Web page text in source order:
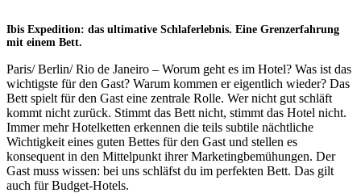
Ibis Expedition: das ultimative Schlaferlebnis. Eine Grenzerfahrung
mit einem Bett.
Paris/ Berlin/ Rio de Janeiro – Worum geht es im Hotel? Was ist das
wichtigste für den Gast? Warum kommen er eigentlich wieder? Das
Bett spielt für den Gast eine zentrale Rolle. Wer nicht gut schläft
kommt nicht zurück. Stimmt das Bett nicht, stimmt das Hotel nicht.
Immer mehr Hotelketten erkennen die teils subtile nächtliche
Wichtigkeit eines guten Bettes für den Gast und stellen es
konsequent in den Mittelpunkt ihrer Marketingbemühungen. Der
Gast muss wissen: bei uns schläfst du im perfekten Bett. Das gilt
auch für Budget-Hotels.